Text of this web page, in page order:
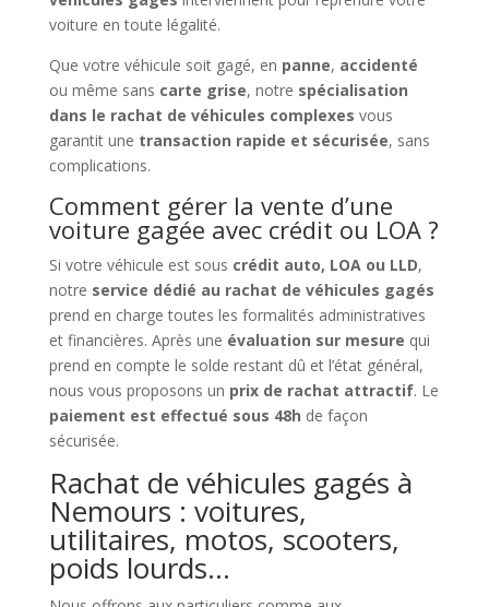
voiture en toute légalité.
Que votre véhicule soit gagé, en panne, accidenté
ou même sans carte grise, notre spécialisation
dans le rachat de véhicules complexes vous
garantit une transaction rapide et sécurisée, sans
complications.
Comment gérer la vente d’une
voiture gagée avec crédit ou LOA ?
Si votre véhicule est sous crédit auto, LOA ou LLD,
notre service dédié au rachat de véhicules gagés
prend en charge toutes les formalités administratives
et financières. Après une évaluation sur mesure qui
prend en compte le solde restant dû et l’état général,
nous vous proposons un prix de rachat attractif. Le
paiement est effectué sous 48h de façon
sécurisée.
Rachat de véhicules gagés à
Nemours : voitures,
utilitaires, motos, scooters,
poids lourds…